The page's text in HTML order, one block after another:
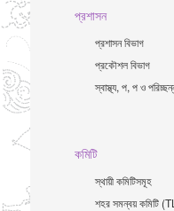
প্রশাসন
প্রশাসন বিভাগ
প্রকৌশল বিভাগ
স্বাস্থ্য, প, প ও
কমিটি
স্থায়ী কমিটিসমূহ
শহর সমন্বয় কমিটি